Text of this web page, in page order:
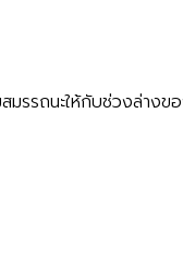
รถนะให้กับช่วงล่างข